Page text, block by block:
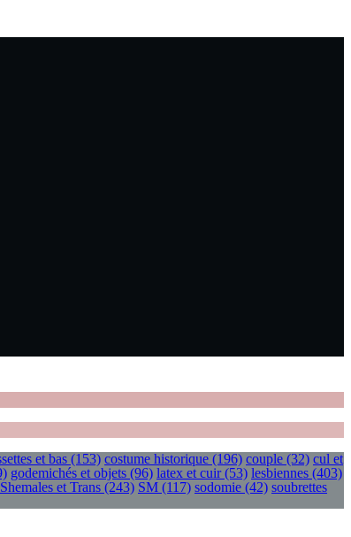
et bas (153) costume historique (196) couple (32) cul et
godemichés et objets (96) latex et cuir(53) lesbiennes (403)
Shemales et Trans (243) SM (117) sodomie (42) soubrettes